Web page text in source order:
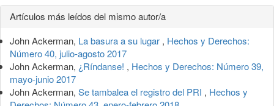
Detalles
del
artículo
Artículos más leídos del mismo autor/a
John Ackerman, La basura a su lugar , Hechos y Derechos:
Número 40, julio-agosto 2017
John Ackerman, ¿Ríndanse! , Hechos y Derechos: Número 39,
mayo-junio 2017
John Ackerman, Se tambalea el registro del PRI , Hechos y